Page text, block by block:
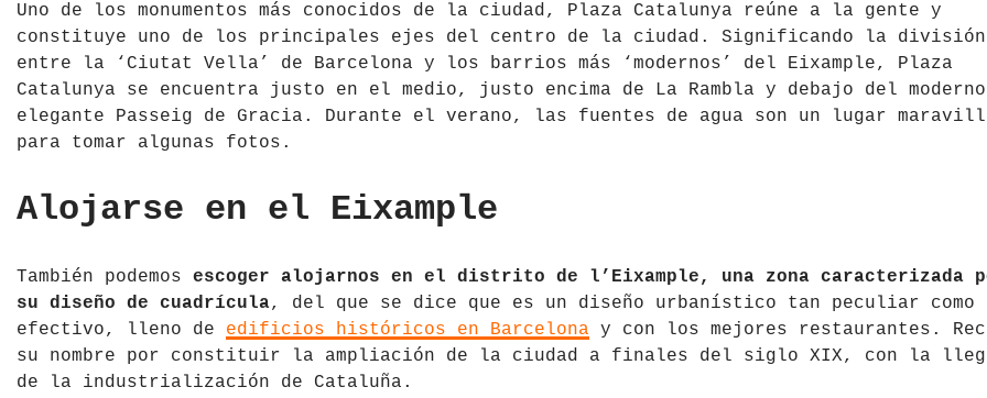
Rusia
Serbia
Suecia
Turquía
Ucrania
Uno de los monumentos más conocidos de la ciudad, Plaza Catalunya reúne a la gente y
constituye uno de los principales ejes del centro de la ciudad. Significando la división
entre la ‘Ciutat Vella’ de Barcelona y los barrios más ‘modernos’ del Eixample, Plaza
Catalunya se encuentra justo en el medio, justo encima de La Rambla y debajo del
elegante Passeig de Gracia. Durante el verano, las fuentes de agua son un lugar
para tomar algunas fotos.
Alojarse en el Eixample
También podemos escoger alojarnos en el distrito de l’Eixample, una zona caracterizada
su diseño de cuadrícula, del que se dice que es un diseño urbanístico tan peculiar como
efectivo, lleno de edificios históricos en Barcelona y con los mejores restaurantes.
su nombre por constituir la ampliación de la ciudad a finales del siglo XIX, con la
de la industrialización de Cataluña.